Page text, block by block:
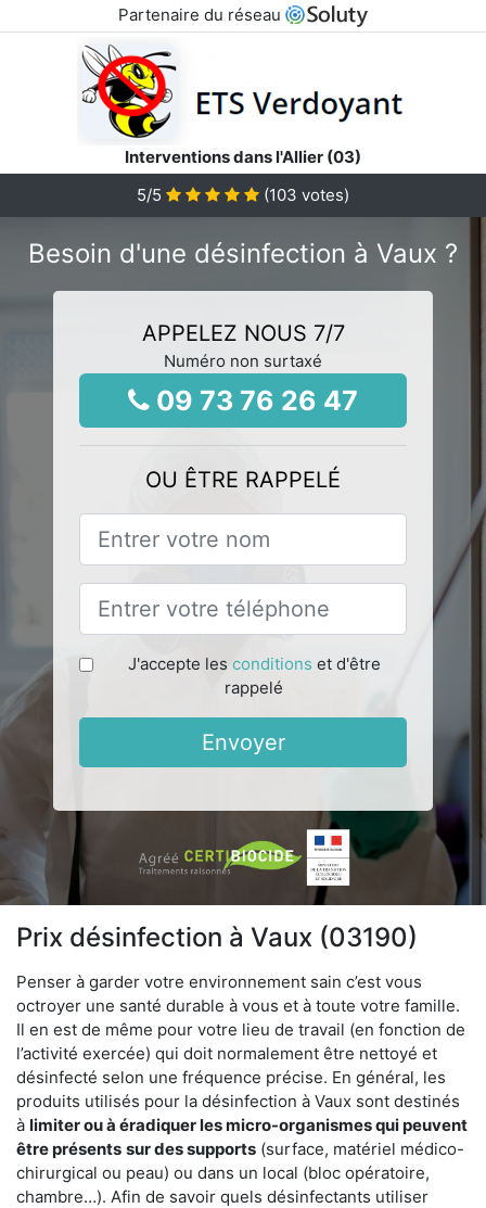
Partenaire du réseau
Interventions dans l'Allier (03)
5/5 (103 votes)
Besoin d'une désinfection à Vaux ?
APPELEZ NOUS 7/7
Numéro non surtaxé
09 73 76 26 47
OU ÊTRE RAPPELÉ
J'accepte les conditions et d'être
rappelé
Envoyer
Prix désinfection à Vaux (03190)
Penser à garder votre environnement sain c’est vous
octroyer une santé durable à vous et à toute votre famille.
Il en est de même pour votre lieu de travail (en fonction de
l’activité exercée) qui doit normalement être nettoyé et
désinfecté selon une fréquence précise. En général, les
produits utilisés pour la désinfection à Vaux sont destinés
à limiter ou à éradiquer les micro-organismes qui peuvent
être présents sur des supports (surface, matériel médico-
chirurgical ou peau) ou dans un local (bloc opératoire,
chambre…). Afin de savoir quels désinfectants utiliser